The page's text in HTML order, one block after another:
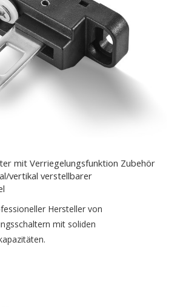
mit Verriegelungsfunktion Zubehör
vertikal verstellbarer
Hersteller von
mit soliden